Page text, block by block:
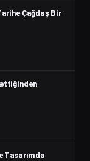
Çağdaş Bir
Tasarımda